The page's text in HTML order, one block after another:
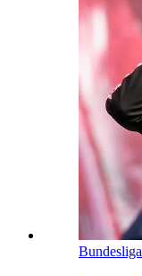
Bundesliga